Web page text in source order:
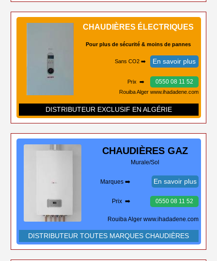
CHAUDIÈRES ÉLECTRIQUES
Pour plus de sécurité & moins de pannes
Sans CO2 ➡️ En savoir plus
Prix ➡️ 0550 08 11 52
Rouiba Alger www.ihadadene.com
DISTRIBUTEUR EXCLUSIF EN ALGÉRIE
CHAUDIÈRES GAZ
Murale/Sol
Marques ➡️ En savoir plus
Prix ➡️ 0550 08 11 52
Rouiba Alger www.ihadadene.com
DISTRIBUTEUR TOUTES MARQUES CHAUDIÈRES